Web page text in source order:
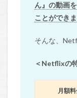
ん』の動画
ことができま
そんな、
＜Netflixの
月額